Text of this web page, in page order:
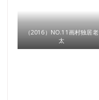
（2016）NO.11画村独居老
太